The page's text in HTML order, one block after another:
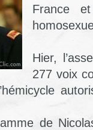
France
Hier,
277 voix
de